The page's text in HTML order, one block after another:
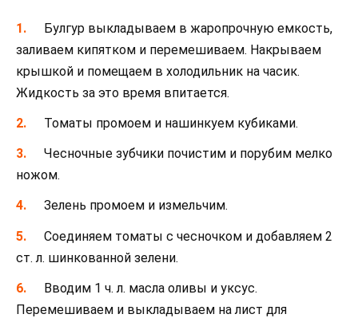
Булгур выкладываем в жаропрочную емкость,
заливаем кипятком и перемешиваем. Накрываем
крышкой и помещаем в холодильник на часик.
Жидкость за это время впитается.
Томаты промоем и нашинкуем кубиками.
Чесночные зубчики почистим и порубим мелко
ножом.
Зелень промоем и измельчим.
Соединяем томаты с чесночком и добавляем 2
ст. л. шинкованной зелени.
Вводим 1 ч. л. масла оливы и уксус.
Перемешиваем и выкладываем на лист для